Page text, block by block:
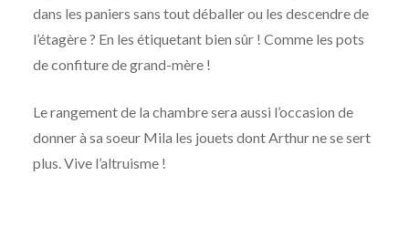
dans les paniers sans tout déballer ou les descendre de
l’étagère ? En les étiquetant bien sûr ! Comme les pots
de confiture de grand-mère !
Le rangement de la chambre sera aussi l’occasion de
donner à sa soeur Mila les jouets dont Arthur ne se sert
plus. Vive l’altruisme !